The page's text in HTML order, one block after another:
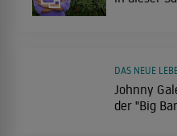
Johnny
der "Big
DAS NEUE